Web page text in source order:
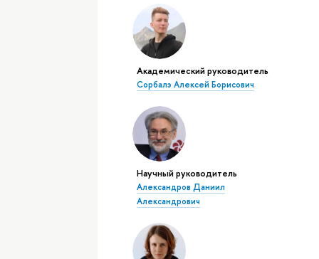
Академический руководитель
Сорбалэ Алексей Борисович
Научный руководитель
Александров Даниил
Александрович